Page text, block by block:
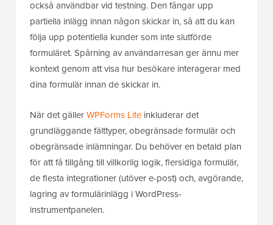
också användbar vid testning. Den fångar upp
partiella inlägg innan någon skickar in, så att du kan
följa upp potentiella kunder som inte slutförde
formuläret. Spårning av användarresan ger ännu mer
kontext genom att visa hur besökare interagerar med
dina formulär innan de skickar in.
När det gällerWPForms Lite inkluderar det
grundläggande fälttyper, obegränsade formulär och
obegränsade inlämningar. Du behöver en betald plan
för att få tillgång till villkorlig logik, flersidiga formulär,
de flesta integrationer (utöver e-post) och, avgörande,
lagring av formulärinlägg i WordPress-
instrumentpanelen.